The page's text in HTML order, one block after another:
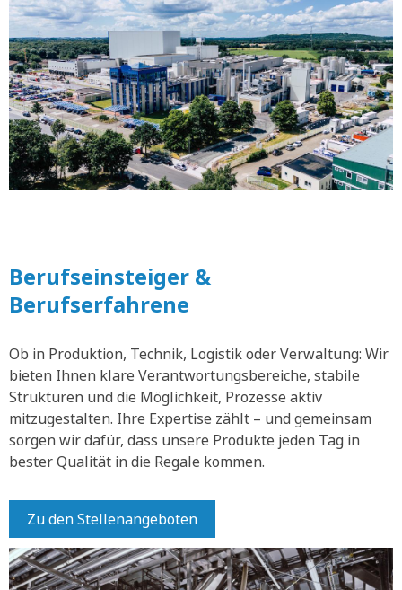
Berufseinsteiger &
Berufserfahrene
Ob in Produktion, Technik, Logistik oder Verwaltung: Wir
bieten Ihnen klare Verantwortungsbereiche, stabile
Strukturen und die Möglichkeit, Prozesse aktiv
mitzugestalten. Ihre Expertise zählt – und gemeinsam
sorgen wir dafür, dass unsere Produkte jeden Tag in
bester Qualität in die Regale kommen.
Zu den Stellenangeboten